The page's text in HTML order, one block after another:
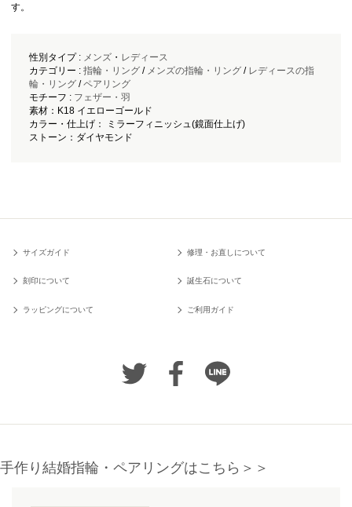
す。
性別タイプ : メンズ・ レディース
カテゴリー : 指輪・リング/ メンズの指輪・リング/ レディースの指
輪・リング/ペアリング
モチーフ : フェザー・羽
素材：K18 イエローゴールド
カラー・仕上げ： ミラーフィニッシュ(鏡面仕上げ)
ストーン：ダイヤモンド
サイズガイド 修理・お直しについて
刻印について 誕生石について
ラッピングについて ご利用ガイド
手作り結婚指輪・ペアリングはこちら＞＞